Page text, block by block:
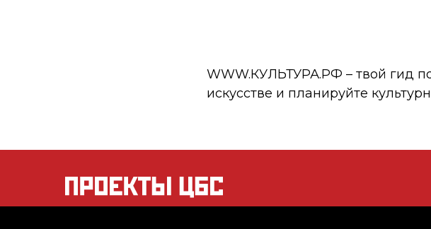
WWW.КУЛЬТУРА.РФ – твой гид
искусстве и планируйте